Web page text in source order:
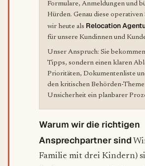
Formulare, Anmeldungen und
Hürden. Genau diese
wir heute als Relocation
für unsere Kundinnen und
Unser Anspruch: Sie
Tipps, sondern einen klaren
Prioritäten, Dokumentenliste
den kritischen Behörden-
Unsicherheit ein planbarer
Warum wir die richtigen
Ansprechpartner sind
Familie mit drei Kindern)